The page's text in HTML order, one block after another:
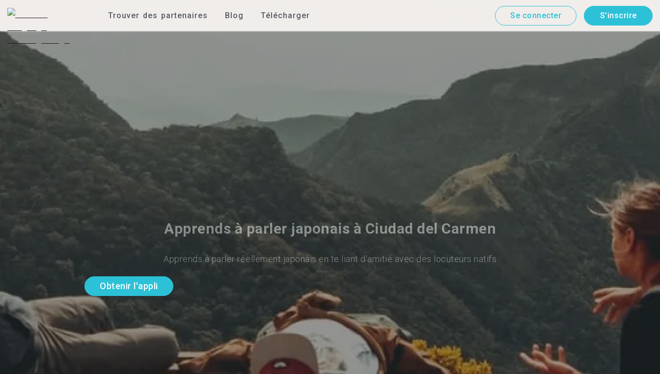
Trouver des partenaires Blog Télécharger Se connecter S'inscrire
Apprends à parler japonais à Ciudad del Carmen
Apprends à parler réellement japonais en te liant d'amitié avec des locuteurs natifs
Obtenir l'appli